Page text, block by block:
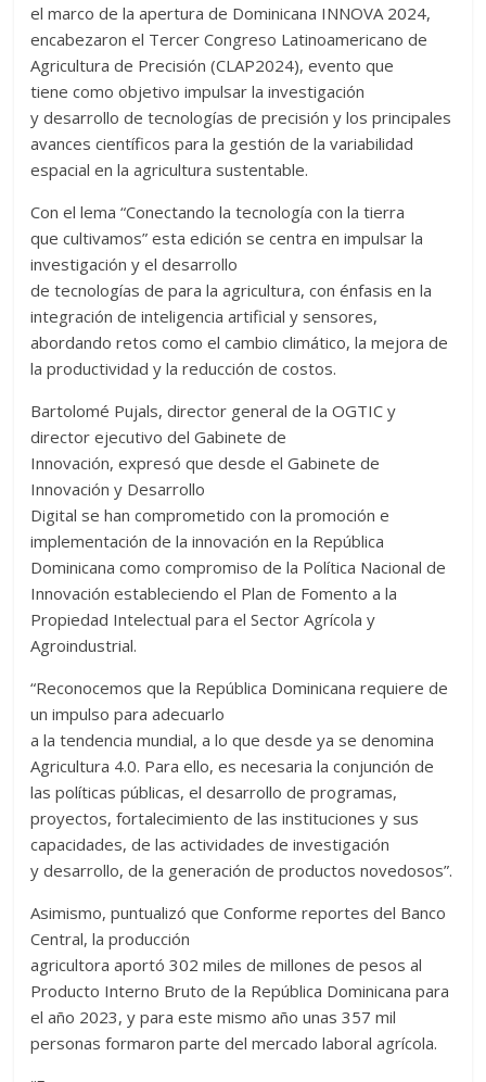
el marco de la apertura de Dominicana INNOVA 2024,
encabezaron el Tercer Congreso Latinoamericano de
Agricultura de Precisión (CLAP2024), evento que
tiene como objetivo impulsar la investigación
y desarrollo de tecnologías de precisión y los principales
avances científicos para la gestión de la variabilidad
espacial en la agricultura sustentable.
Con el lema “Conectando la tecnología con la tierra
que cultivamos” esta edición se centra en impulsar la
investigación y el desarrollo
de tecnologías de para la agricultura, con énfasis en la
integración de inteligencia artificial y sensores,
abordando retos como el cambio climático, la mejora de
la productividad y la reducción de costos.
Bartolomé Pujals, director general de la OGTIC y
director ejecutivo del Gabinete de
Innovación, expresó que desde el Gabinete de
Innovación y Desarrollo
Digital se han comprometido con la promoción e
implementación de la innovación en la República
Dominicana como compromiso de la Política Nacional de
Innovación estableciendo el Plan de Fomento a la
Propiedad Intelectual para el Sector Agrícola y
Agroindustrial.
“Reconocemos que la República Dominicana requiere de
un impulso para adecuarlo
a la tendencia mundial, a lo que desde ya se denomina
Agricultura 4.0. Para ello, es necesaria la conjunción de
las políticas públicas, el desarrollo de programas,
proyectos, fortalecimiento de las instituciones y sus
capacidades, de las actividades de investigación
y desarrollo, de la generación de productos novedosos”.
Asimismo, puntualizó que Conforme reportes del Banco
Central, la producción
agricultora aportó 302 miles de millones de pesos al
Producto Interno Bruto de la República Dominicana para
el año 2023, y para este mismo año unas 357 mil
personas formaron parte del mercado laboral agrícola.